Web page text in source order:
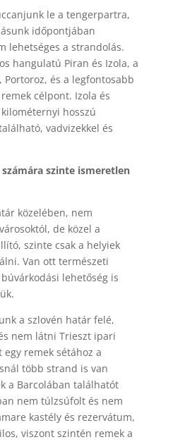
le a tengerpartra,
időpontjában
lehetséges a strandolás.
hangulatú Piran és Izola, a
és a legfontosabb
célpont. Izola és
hosszú
vadvizekkel és
szinte ismeretlen
közelében, nem
de közel a
szinte csak a helyiek
Van ott természeti
lehetőség is
a szlovén határ felé,
nem látni Trieszt ipari
remek sétához a
több strand is van
a Barcolában találhatót
nem túlzsúfolt és nem
kastély és rezervátum,
viszont szintén remek a